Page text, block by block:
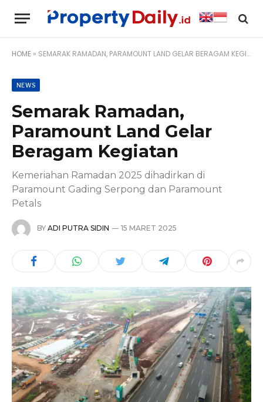
HOME » SEMARAK RAMADAN, PARAMOUNT LAND GELAR BERAGAM KEGIATAN
NEWS
Semarak Ramadan,
Paramount Land Gelar
Beragam Kegiatan
Kemeriahan Ramadan 2025 dihadirkan di
Paramount Gading Serpong dan Paramount
Petals
BY ADI PUTRA SIDIN 15 MARET 2025